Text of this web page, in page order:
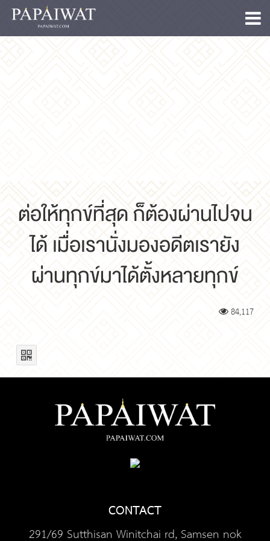
ต่อให้ทุกข์ที่สุด ก็ต้องผ่านไปจน
ได้ เมื่อเรานั่งมองอดีตเรายัง
ผ่านทุกข์มาได้ตั้งหลายทุกข์
84,117
CONTACT
291/69 Sutthisan Winitchai rd, Samsen nok